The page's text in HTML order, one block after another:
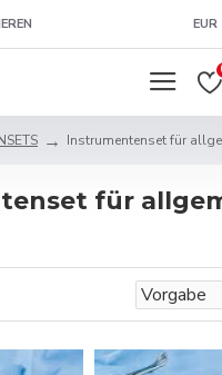
EUR
Instrumentenset für
für